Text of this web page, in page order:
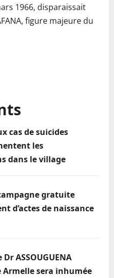
1966, disparaissait
figure majeure du
cas de suicides
les
dans le village
gratuite
d’actes de naissance
ASSOUGUENA
Armelle sera inhumée